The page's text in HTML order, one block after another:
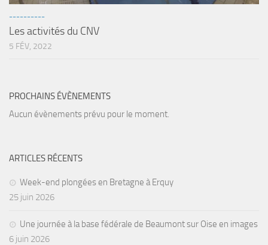
Sorties 2026
Sorties 2025
Sorties 2018
Sorties 2016
----------
Les activités du CNV
5 FÉV, 2022
PROCHAINS ÉVÈNEMENTS
Aucun évènements prévu pour le moment.
ARTICLES RÉCENTS
Week-end plongées en Bretagne à Erquy
25 juin 2026
Une journée à la base fédérale de Beaumont sur Oise en images
6 juin 2026